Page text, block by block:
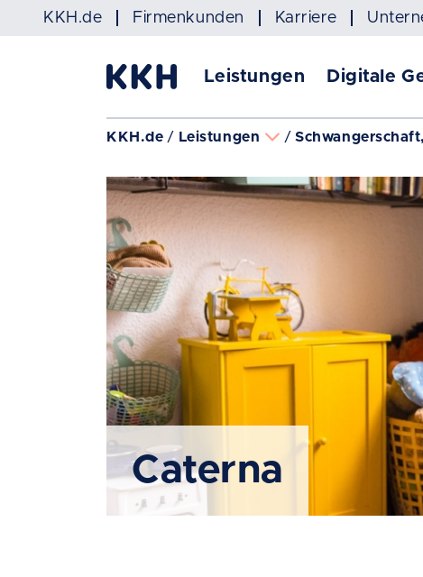
Navigation überspringen
KKH.de Firmenkunden Karriere
Leistungen Digitale
KKH.de Leistungen
Caterna